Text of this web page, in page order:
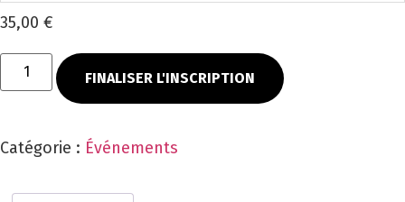
35,00 €
FINALISER L'INSCRIPTION
Catégorie : Événements